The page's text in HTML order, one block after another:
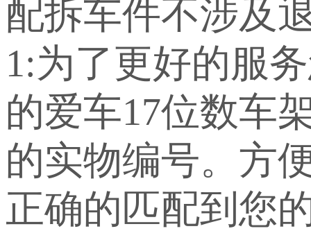
配拆车件不涉及
1:为了更好的服
的爱车17位数车
的实物编号。方
正确的匹配到您